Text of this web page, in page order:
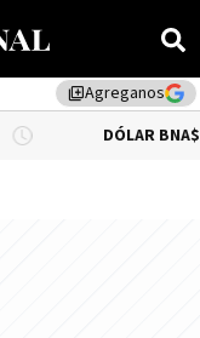
library_addAgreganos
DÓLAR BNA $1,520.00